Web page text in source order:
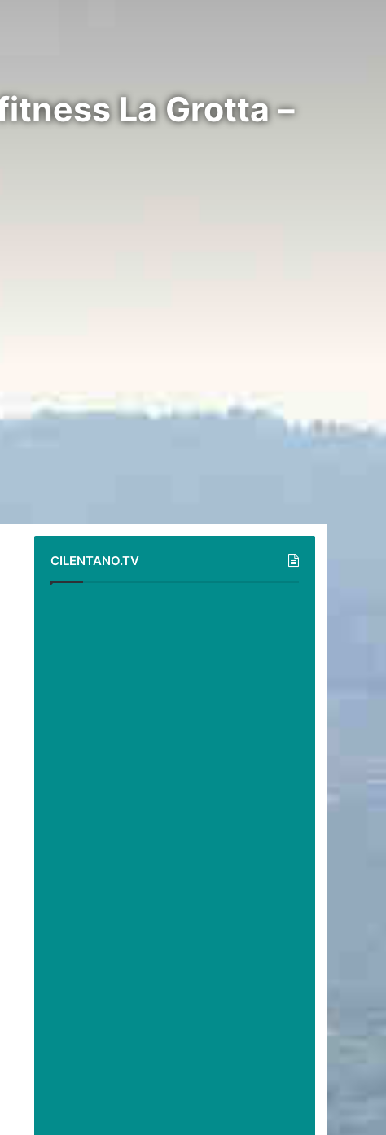
La Grotta –
CILENTANO.TV